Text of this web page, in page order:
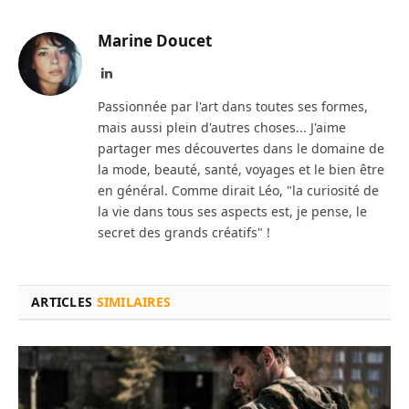
Marine Doucet
LinkedIn
Passionnée par l'art dans toutes ses formes,
mais aussi plein d'autres choses... J'aime
partager mes découvertes dans le domaine de
la mode, beauté, santé, voyages et le bien être
en général. Comme dirait Léo, "la curiosité de
la vie dans tous ses aspects est, je pense, le
secret des grands créatifs" !
ARTICLES SIMILAIRES